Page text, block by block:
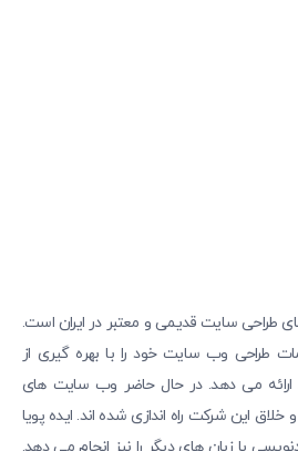
طراحی سایت قدیمی و معتبر در ایران است.
وب سایت خود را با بهره گیری از
ارائه می دهد. در حال حاضر وب سایت های
این شرکت راه اندازی شده اند. ایده پویا